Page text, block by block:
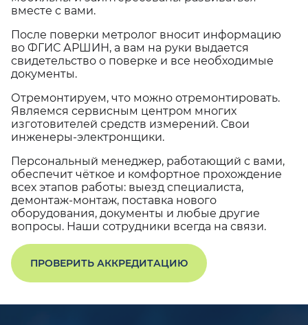
вместе с вами.
После поверки метролог вносит информацию
во ФГИС АРШИН, а вам на руки выдается
свидетельство о поверке и все необходимые
документы.
Отремонтируем, что можно отремонтировать.
Являемся сервисным центром многих
изготовителей средств измерений. Свои
инженеры-электронщики.
Персональный менеджер, работающий с вами,
обеспечит чёткое и комфортное прохождение
всех этапов работы: выезд специалиста,
демонтаж-монтаж, поставка нового
оборудования, документы и любые другие
вопросы. Наши сотрудники всегда на связи.
ПРОВЕРИТЬ АККРЕДИТАЦИЮ